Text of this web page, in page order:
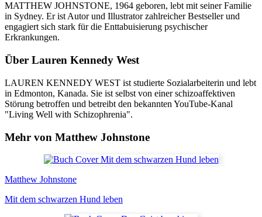
MATTHEW JOHNSTONE, 1964 geboren, lebt mit seiner Familie
in Sydney. Er ist Autor und Illustrator zahlreicher Bestseller und
engagiert sich stark für die Enttabuisierung psychischer
Erkrankungen.
Über Lauren Kennedy West
LAUREN KENNEDY WEST ist studierte Sozialarbeiterin und lebt
in Edmonton, Kanada. Sie ist selbst von einer schizoaffektiven
Störung betroffen und betreibt den bekannten YouTube-Kanal
"Living Well with Schizophrenia".
Mehr von Matthew Johnstone
Matthew Johnstone
Mit dem schwarzen Hund leben